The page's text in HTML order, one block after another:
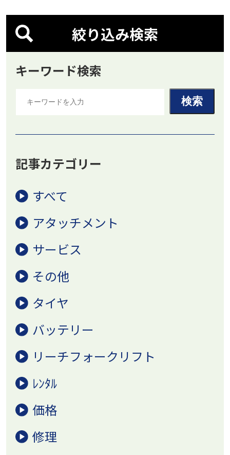
絞り込み検索
キーワード検索
記事カテゴリー
すべて
アタッチメント
サービス
その他
タイヤ
バッテリー
リーチフォークリフト
ﾚﾝﾀﾙ
価格
修理